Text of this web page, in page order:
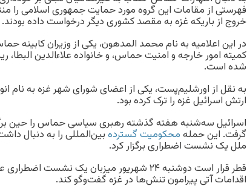
فهرستی از مقامات این گروه مورد حمایت جمهوری اسلامی را
خروج از باریکه غزه به مقصد کشوری دیگر درخواست داده بودند.
در این اعلامیه به نام محمد المدهون، یکی از وزیران کابینه
کمیته امور خارجه و امنیت حماس، و خانواده علاءالدین
شده است.
به نقل از اورشلیم‌پست، یکی از اعضای شورای شهر غزه به نام
ارتش اسرائیل غزه را ترک کرده بود.
اسرائیل سه‌شنبه هفته گذشته رهبری سیاسی حماس را حین
گرفت. این حملهمحکومیت گستردهبین‌المللی را به دنبال
ملل یک نشست اضطراری برگزار کرد.
قطر قرار است دوشنبه ۲۴ شهریور میزبان یک نشست
اقدامات آتی پیرامون تنش‌ها در غزه گفت‌وگو کند.